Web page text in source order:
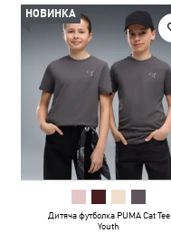
НОВИНКА
Дитяча футболка PUMA Cat Tee
Youth